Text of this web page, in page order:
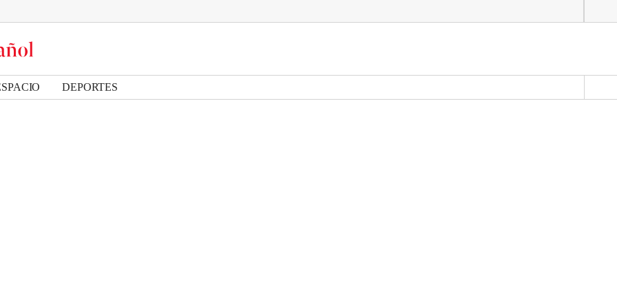
DEPORTES